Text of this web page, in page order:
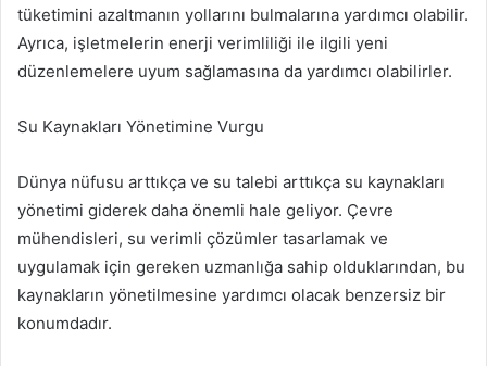
tüketimini azaltmanın yollarını bulmalarına yardımcı olabilir.
Ayrıca, işletmelerin enerji verimliliği ile ilgili yeni
düzenlemelere uyum sağlamasına da yardımcı olabilirler.
Su Kaynakları Yönetimine Vurgu
Dünya nüfusu arttıkça ve su talebi arttıkça su kaynakları
yönetimi giderek daha önemli hale geliyor. Çevre
mühendisleri, su verimli çözümler tasarlamak ve
uygulamak için gereken uzmanlığa sahip olduklarından, bu
kaynakların yönetilmesine yardımcı olacak benzersiz bir
konumdadır.